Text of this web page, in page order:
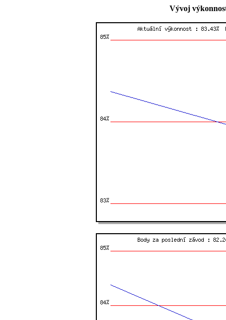
Vývoj